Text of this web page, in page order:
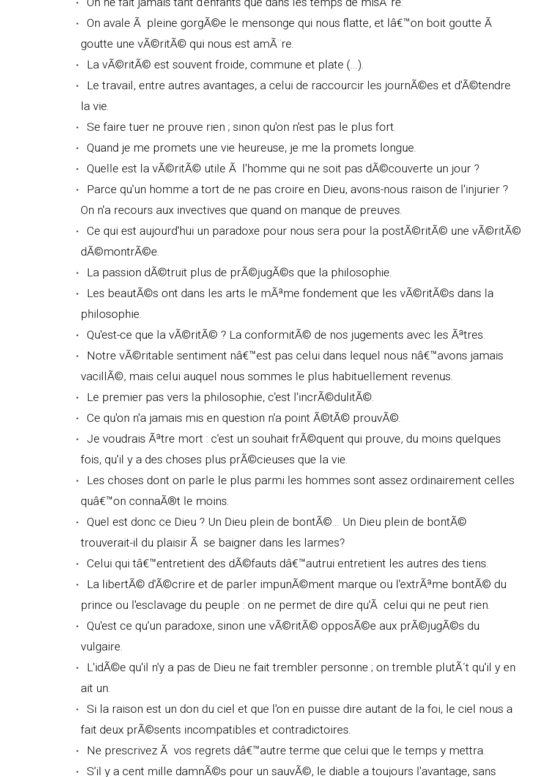
On avale Ã pleine gorgÃ©e le mensonge qui nous flatte, et lâ€™on boit goutte Ã
goutte une vÃ©ritÃ© qui nous est amÃ¨re.
La vÃ©ritÃ© est souvent froide, commune et plate (...).
Le travail, entre autres avantages, a celui de raccourcir les journÃ©es et d'Ã©tendre
la vie.
Se faire tuer ne prouve rien ; sinon qu'on n'est pas le plus fort.
Quand je me promets une vie heureuse, je me la promets longue.
Quelle est la vÃ©ritÃ© utile Ã l'homme qui ne soit pas dÃ©couverte un jour ?
Parce qu'un homme a tort de ne pas croire en Dieu, avons-nous raison de l'injurier ?
On n'a recours aux invectives que quand on manque de preuves.
Ce qui est aujourd'hui un paradoxe pour nous sera pour la postÃ©ritÃ© une vÃ©ritÃ©
dÃ©montrÃ©e.
La passion dÃ©truit plus de prÃ©jugÃ©s que la philosophie.
Les beautÃ©s ont dans les arts le mÃªme fondement que les vÃ©ritÃ©s dans la
philosophie.
Qu'est-ce que la vÃ©ritÃ© ? La conformitÃ© de nos jugements avec les Ãªtres.
Notre vÃ©ritable sentiment nâ€™est pas celui dans lequel nous nâ€™avons jamais
vacillÃ©, mais celui auquel nous sommes le plus habituellement revenus.
Le premier pas vers la philosophie, c'est l'incrÃ©dulitÃ©.
Ce qu'on n'a jamais mis en question n'a point Ã©tÃ© prouvÃ©.
Je voudrais Ãªtre mort : c'est un souhait frÃ©quent qui prouve, du moins quelques
fois, qu'il y a des choses plus prÃ©cieuses que la vie.
Les choses dont on parle le plus parmi les hommes sont assez ordinairement celles
quâ€™on connaÃ®t le moins.
Quel est donc ce Dieu ? Un Dieu plein de bontÃ©... Un Dieu plein de bontÃ©
trouverait-il du plaisir Ã se baigner dans les larmes?
Celui qui tâ€™entretient des dÃ©fauts dâ€™autrui entretient les autres des tiens.
La libertÃ© d'Ã©crire et de parler impunÃ©ment marque ou l'extrÃªme bontÃ© du
prince ou l'esclavage du peuple : on ne permet de dire qu'Ã celui qui ne peut rien.
Qu'est ce qu'un paradoxe, sinon une vÃ©ritÃ© opposÃ©e aux prÃ©jugÃ©s du
vulgaire.
L'idÃ©e qu'il n'y a pas de Dieu ne fait trembler personne ; on tremble plutÃ´t qu'il y en
ait un.
Si la raison est un don du ciel et que l'on en puisse dire autant de la foi, le ciel nous a
fait deux prÃ©sents incompatibles et contradictoires.
Ne prescrivez Ã vos regrets dâ€™autre terme que celui que le temps y mettra.
S'il y a cent mille damnÃ©s pour un sauvÃ©, le diable a toujours l'avantage, sans